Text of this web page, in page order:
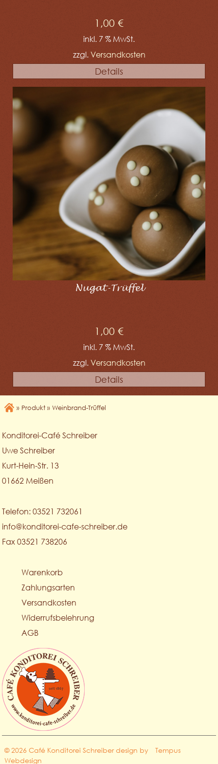
1,00 €
inkl. 7 % MwSt.
zzgl.Versandkosten
Details
Nugat-Trüffel
1,00 €
inkl. 7 % MwSt.
zzgl.Versandkosten
Details
» Produkt »Weinbrand-Trüffel
Konditorei-Café Schreiber
Uwe Schreiber
Kurt-Hein-Str. 13
01662 Meißen
Telefon: 03521 732061
info@konditorei-cafe-schreiber.de
Fax 03521 738206
Warenkorb
Zahlungsarten
Versandkosten
Widerrufsbelehrung
AGB
© 2026 Café Konditorei Schreiber design by
Tempus
Webdesign